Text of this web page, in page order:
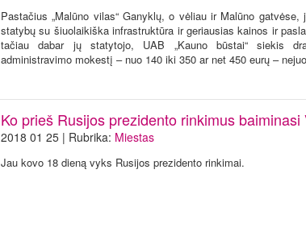
Pastačius „Malūno vilas“ Ganyklų, o vėliau ir Malūno
statybų su šiuolaikiška infrastruktūra ir geriausias kainos ir
tačiau dabar jų statytojo, UAB „Kauno būstai“ siekis
administravimo mokestį – nuo 140 iki 350 ar net 450 eurų –
Ko prieš Rusijos prezidento rinkimus baiminasi
2018 01 25 | Rubrika: Miestas
Jau kovo 18 dieną vyks Rusijos prezidento rinkimai.